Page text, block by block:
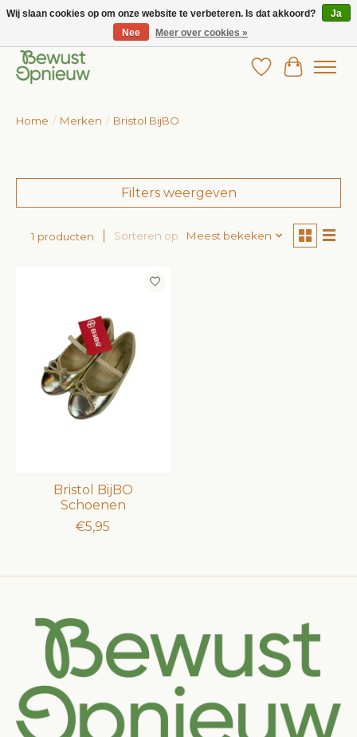
Wij bieden het grootste aanbod in betaalbare kinderkleding!
Verlanglijst
Home / Merken / Bristol BijBO
Filters weergeven
1 producten Sorteren op Meest bekeken
Bristol BijBO
Schoenen
€5,95
Wij slaan cookies op om onze website te verbeteren. Is dat akkoord?
Ja
Nee
Meer over cookies »